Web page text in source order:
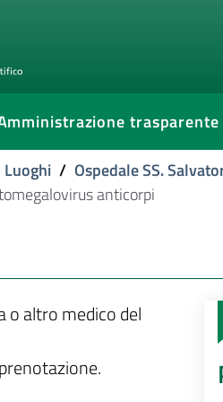
trasparente
Luoghi / Ospedale SS.
anticorpi
o altro medico del